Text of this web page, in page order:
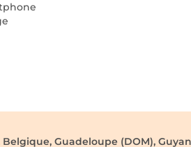
Guadeloupe (DOM),